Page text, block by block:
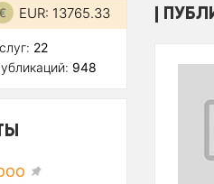
EUR: 13765.33
22
948